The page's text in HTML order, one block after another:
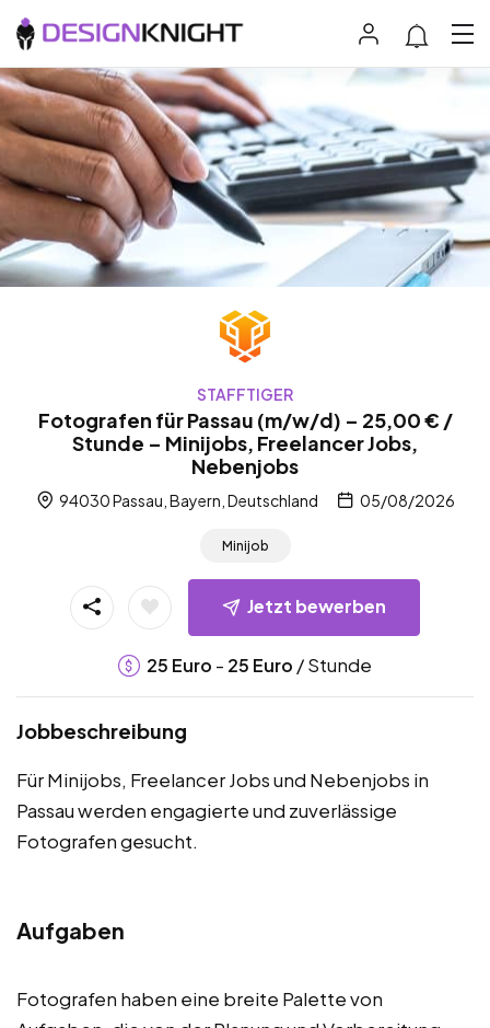
STAFFTIGER
Fotografen für Passau (m/w/d) – 25,00 € /
Stunde – Minijobs, Freelancer Jobs,
Nebenjobs
94030 Passau, Bayern, Deutschland 05/08/2026
Minijob
Jetzt bewerben
25 Euro - 25 Euro / Stunde
Jobbeschreibung
Für Minijobs, Freelancer Jobs und Nebenjobs in
Passau werden engagierte und zuverlässige
Fotografen gesucht.
Aufgaben
Fotografen haben eine breite Palette von